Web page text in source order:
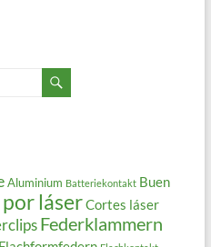
Aluminium Batteriekontakt Buen
láserCortes láser
Federklammern